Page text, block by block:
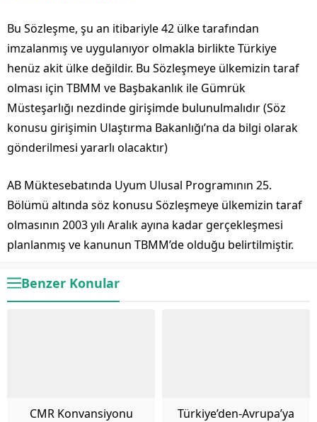
Bu Sözleşme, şu an itibariyle 42 ülke tarafından
imzalanmış ve uygulanıyor olmakla birlikte Türkiye
henüz akit ülke değildir. Bu Sözleşmeye ülkemizin taraf
olması için TBMM ve Başbakanlık ile Gümrük
Müsteşarlığı nezdinde girişimde bulunulmalıdır (Söz
konusu girişimin Ulaştırma Bakanlığı’na da bilgi olarak
gönderilmesi yararlı olacaktır)
AB Müktesebatında Uyum Ulusal Programının 25.
Bölümü altında söz konusu Sözleşmeye ülkemizin taraf
olmasının 2003 yılı Aralık ayına kadar gerçekleşmesi
planlanmış ve kanunun TBMM’de olduğu belirtilmiştir.
Benzer Konular
CMR Konvansiyonu
Türkiye’den-Avrupa’ya